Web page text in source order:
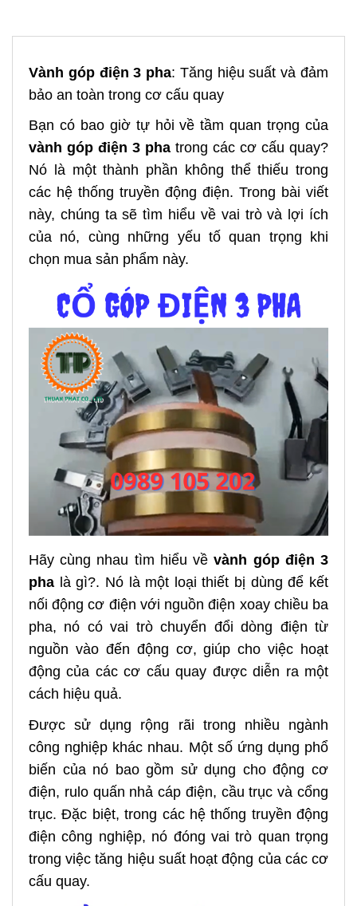
Vành góp điện 3 pha: Tăng hiệu suất và đảm
bảo an toàn trong cơ cấu quay
Bạn có bao giờ tự hỏi về tầm quan trọng của
vành góp điện 3 pha trong các cơ cấu quay?
Nó là một thành phần không thể thiếu trong
các hệ thống truyền động điện. Trong bài viết
này, chúng ta sẽ tìm hiểu về vai trò và lợi ích
của nó, cùng những yếu tố quan trọng khi
chọn mua sản phẩm này.
Hãy cùng nhau tìm hiểu vềvành góp điện 3
pha là gì?. Nó là một loại thiết bị dùng để kết
nối động cơ điện với nguồn điện xoay chiều ba
pha, nó có vai trò chuyển đổi dòng điện từ
nguồn vào đến động cơ, giúp cho việc hoạt
động của các cơ cấu quay được diễn ra một
cách hiệu quả.
Được sử dụng rộng rãi trong nhiều ngành
công nghiệp khác nhau. Một số ứng dụng phổ
biến của nó bao gồm sử dụng cho động cơ
điện, rulo quấn nhả cáp điện, cầu trục và cổng
trục. Đặc biệt, trong các hệ thống truyền động
điện công nghiệp, nó đóng vai trò quan trọng
trong việc tăng hiệu suất hoạt động của các cơ
cấu quay.